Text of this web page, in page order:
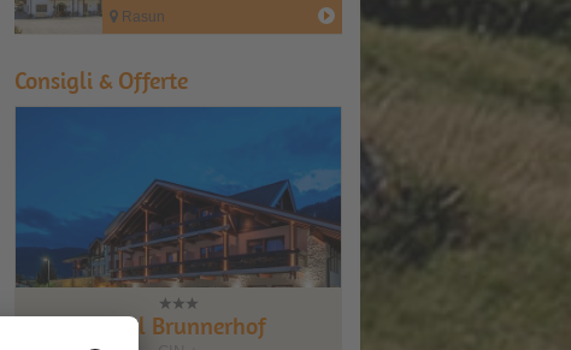
Rasun
Consigli & Offerte
Hotel Brunnerhof